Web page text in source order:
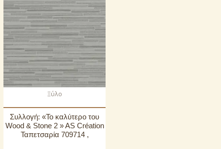
Ξύλο
Συλλογή: «Το καλύτερο του
Wood & Stone 2 » AS Création
Ταπετσαρία 709714 ,